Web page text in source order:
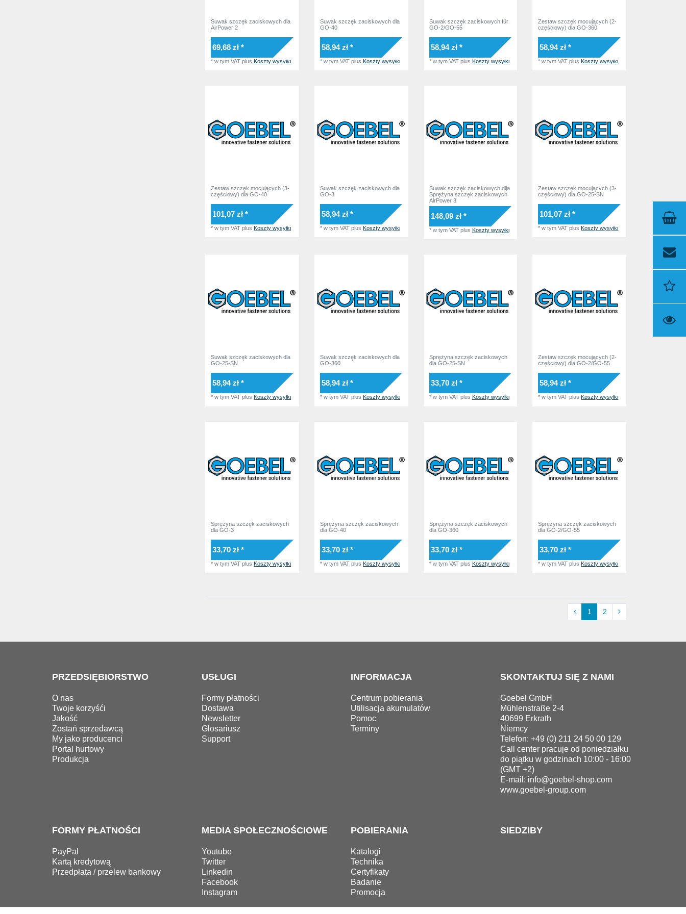
Suwak szczęk zaciskowych dla
AirPower 2
69,68 zł *
*w tym VAT plusKoszty wysyłki
Suwak szczęk zaciskowych dla
GO-40
58,94 zł *
* w tym VATplus Koszty wysyłki
Suwak szczęk zaciskowych für
GO-2/GO-55
58,94 zł *
* w tym VATplus Koszty wysyłki
Zestaw szczęk mocujących (2-
częściowy) dla GO-360
58,94 zł *
*w tym VAT plusKoszty wysyłki
Zestaw szczęk mocujących (3-
częściowy) dla GO-40
101,07 zł *
*w tym VAT plusKoszty wysyłki
Suwak szczęk zaciskowych dla
GO-3
58,94 zł *
* w tym VATplus Koszty wysyłki
Suwak szczęk zaciskowych dlja
Sprężyna szczęk zaciskowych
AirPower 3
148,09 zł *
* w tym VATplus Koszty wysyłki
Zestaw szczęk mocujących (3-
częściowy) dla GO-25-SN
101,07 zł *
*w tym VAT plusKoszty wysyłki
Suwak szczęk zaciskowych dla
GO-25-SN
58,94 zł *
*w tym VAT plus Koszty wysyłki
Suwak szczęk zaciskowych dla
GO-360
58,94 zł *
* w tym VATplus Koszty wysyłki
Sprężyna szczęk zaciskowych
dla GO-25-SN
33,70 zł *
* w tym VATplus Koszty wysyłki
Zestaw szczęk mocujących (2-
częściowy) dla GO-2/GO-55
58,94 zł *
*w tym VAT plus Koszty wysyłki
Sprężyna szczęk zaciskowych
dla GO-3
33,70 zł *
*w tym VAT plus Koszty wysyłki
Sprężyna szczęk zaciskowych
dla GO-40
33,70 zł *
* w tym VATplus Koszty wysyłki
Sprężyna szczęk zaciskowych
dla GO-360
33,70 zł *
* w tym VATplus Koszty wysyłki
Sprężyna szczęk zaciskowych
dla GO-2/GO-55
33,70 zł *
*w tym VAT plus Koszty wysyłki
1 2
PRZEDSIĘBIORSTWO
O nas
Twoje korzyśći
Jakość
Zostań sprzedawcą
My jako producenci
Portal hurtowy
Produkcja
USŁUGI
Formy płatności
Dostawa
Newsletter
Glosariusz
Support
INFORMACJA
Centrum pobierania
Utilisacja akumulatów
Pomoc
Terminy
SKONTAKTUJ SIĘ Z NAMI
Goebel GmbH
Mühlenstraße 2-4
40699 Erkrath
Niemcy
Telefon: +49 (0) 211 24 50 00 129
Call center pracuje od poniedziałku
do piątku w godzinach 10:00 - 16:00
(GMT +2)
E-mail: info@goebel-shop.com
www.goebel-group.com
FORMY PŁATNOŚCI
PayPal
Kartą kredytową
Przedpłata / przelew bankowy
MEDIA SPOŁECZNOŚCIOWE
Youtube
Twitter
Linkedin
Facebook
Instagram
POBIERANIA
Katalogi
Technika
Certyfikaty
Badanie
Promocja
SIEDZIBY